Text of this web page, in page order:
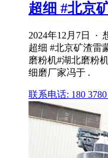
超细 #北京
2024年12月7日 ·
超细 #北京矿渣雷
磨粉机#湖北磨粉
细磨厂家冯于 .
联系电话: 180 3780